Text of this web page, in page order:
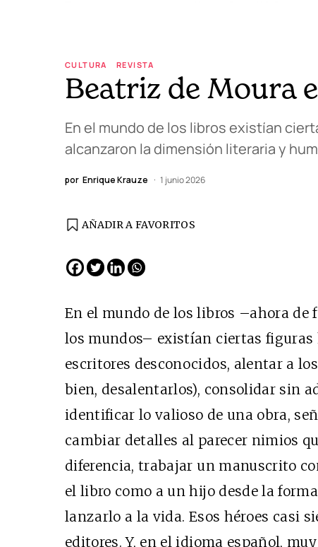
CULTURA REVISTA
Beatriz de Moura
En el mundo de los libros existían
alcanzaron la dimensión literaria y
por Enrique Krauze 1 junio 2026
AÑADIR A FAVORITOS
En el mundo de los libros –ahora de
los mundos– existían ciertas figuras
escritores desconocidos, alentar a
bien, desalentarlos), consolidar sin
identificar lo valioso de una obra,
cambiar detalles al parecer nimios
diferencia, trabajar un manuscrito
el libro como a un hijo desde la
lanzarlo a la vida. Esos héroes casi
editores. Y, en el idioma español,
Cine desde los márgenes
EDICIÓN MÉXICO
SUSCRÍBETE